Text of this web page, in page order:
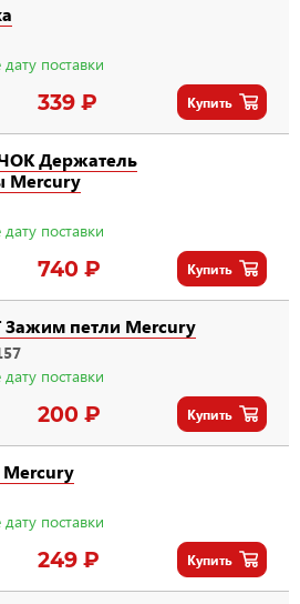
поставки
339 ₽ Купить
Держатель
Mercury
поставки
740 ₽ Купить
петли Mercury
поставки
200 ₽ Купить
поставки
249 ₽ Купить